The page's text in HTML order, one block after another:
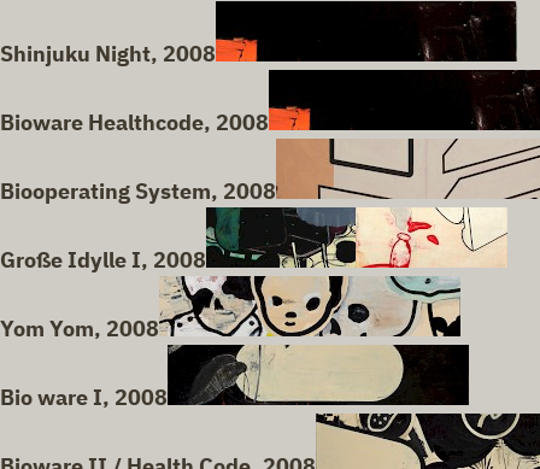
Shinjuku Night, 2008
Bioware Healthcode, 2008
Biooperating System, 2008
Große Idylle I, 2008
Yom Yom, 2008
Bio ware I, 2008